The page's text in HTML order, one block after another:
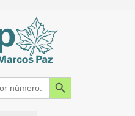
Search Button